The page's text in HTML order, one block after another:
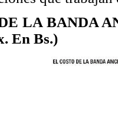
LA BANDA
En Bs.)